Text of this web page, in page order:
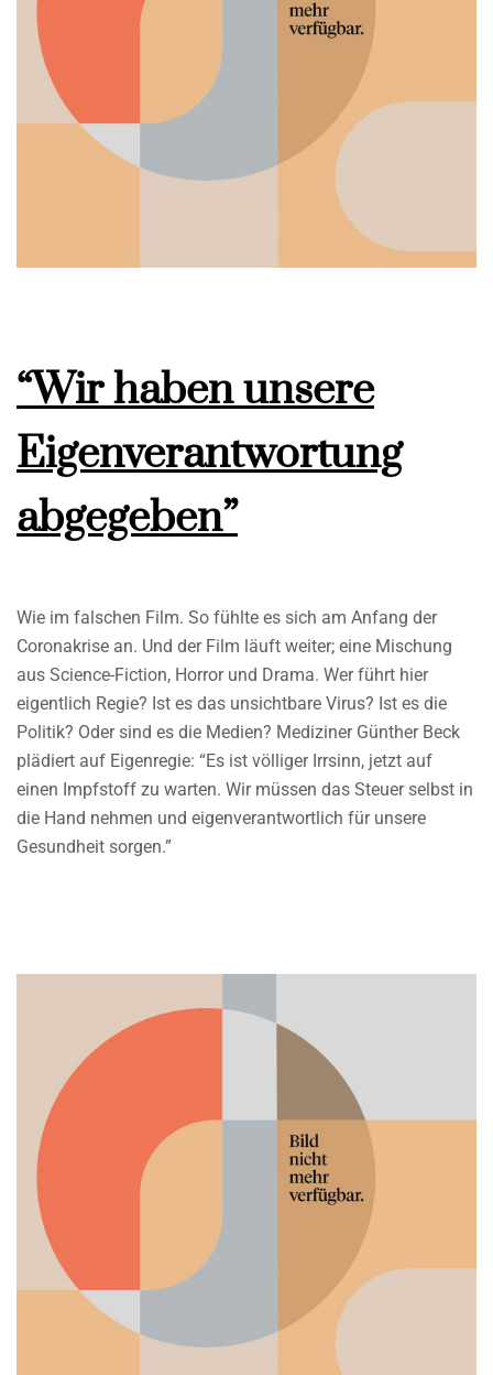
“Wir haben unsere
Eigenverantwortung
abgegeben”
Wie im falschen Film. So fühlte es sich am Anfang der
Coronakrise an. Und der Film läuft weiter; eine Mischung
aus Science-Fiction, Horror und Drama. Wer führt hier
eigentlich Regie? Ist es das unsichtbare Virus? Ist es die
Politik? Oder sind es die Medien? Mediziner Günther Beck
plädiert auf Eigenregie: “Es ist völliger Irrsinn, jetzt auf
einen Impfstoff zu warten. Wir müssen das Steuer selbst in
die Hand nehmen und eigenverantwortlich für unsere
Gesundheit sorgen.”